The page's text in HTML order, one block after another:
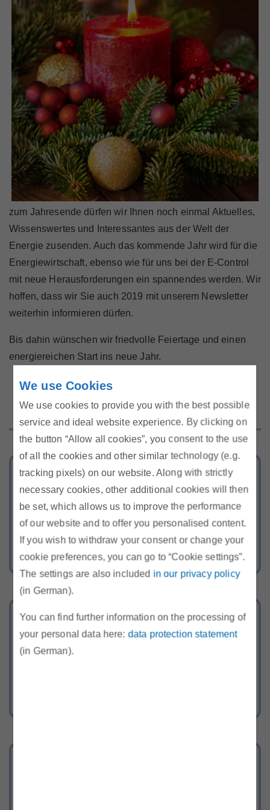
We use Cookies
We use cookies to provide you with the best possible
service and ideal website experience. By clicking on
the button “Allow all cookies”, you consent to the use
of all the cookies and other similar technology (e.g.
tracking pixels) on our website. Along with strictly
necessary cookies, other additional cookies will then
be set, which allows us to improve the performance
of our website and to offer you personalised content.
If you wish to withdraw your consent or change your
cookie preferences, you can go to “Cookie settings”.
The settings are also included in our privacy policy
(in German).
You can find further information on the processing of
your personal data here:data protection statement
(in German).
Marktteilnehmer
Über Uns
zum Jahresende dürfen wir Ihnen noch einmal Aktuelles,
Wissenswertes und Interessantes aus der Welt der
Energie zusenden. Auch das kommende Jahr wird für die
Energiewirtschaft, ebenso wie für uns bei der E-Control
mit neue Herausforderungen ein spannendes werden. Wir
hoffen, dass wir Sie auch 2019 mit unserem Newsletter
weiterhin informieren dürfen.
Bis dahin wünschen wir friedvolle Feiertage und einen
energiereichen Start ins neue Jahr.
Tarifkalkulator
Berechnen Sie Ihr günstigstes Strom-
und Gasangebot
Energie-Hotline
Rufen Sie uns kostenlos an oder
schreiben Sie uns über unser